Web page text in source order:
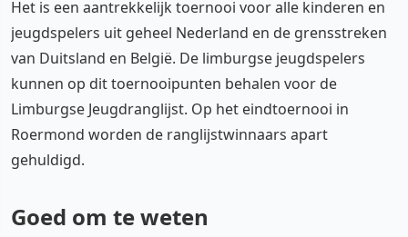
Het is een aantrekkelijk toernooi voor alle kinderen en
jeugdspelers uit geheel Nederland en de grensstreken
van Duitsland en België. De limburgse jeugdspelers
kunnen op dit toernooipunten behalen voor de
Limburgse Jeugdranglijst. Op het eindtoernooi in
Roermond worden de ranglijstwinnaars apart
gehuldigd.
Goed om te weten